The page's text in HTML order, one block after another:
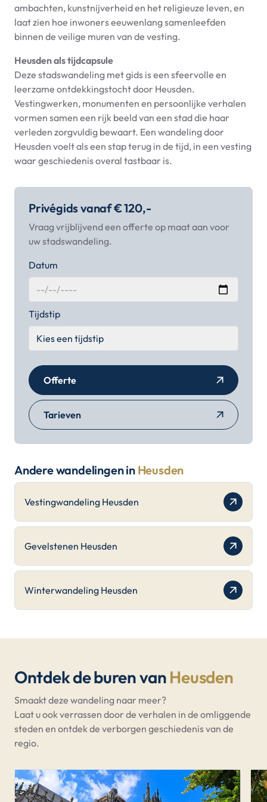
ambachten, kunstnijverheid en het religieuze leven, en
laat zien hoe inwoners eeuwenlang samenleefden
binnen de veilige muren van de vesting.
Heusden als tijdcapsule
Deze stadswandeling met gids is een sfeervolle en
leerzame ontdekkingstocht door Heusden.
Vestingwerken, monumenten en persoonlijke verhalen
vormen samen een rijk beeld van een stad die haar
verleden zorgvuldig bewaart. Een wandeling door
Heusden voelt als een stap terug in de tijd, in een vesting
waar geschiedenis overal tastbaar is.
Privégids vanaf € 120,-
Vraag vrijblijvend een offerte op maat aan voor
uw stadswandeling.
Datum
Tijdstip
Offerte
Tarieven
Andere wandelingen in Heusden
Vestingwandeling Heusden
Gevelstenen Heusden
Winterwandeling Heusden
Ontdek de buren van Heusden
Smaakt deze wandeling naar meer?
Laat u ook verrassen door de verhalen in de omliggende
steden en ontdek de verborgen geschiedenis van de
regio.